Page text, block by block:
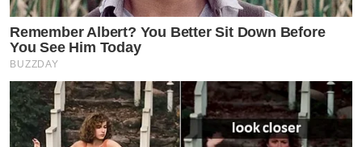
Remember Albert? You Better Sit Down Before
You See Him Today
BUZZDAY